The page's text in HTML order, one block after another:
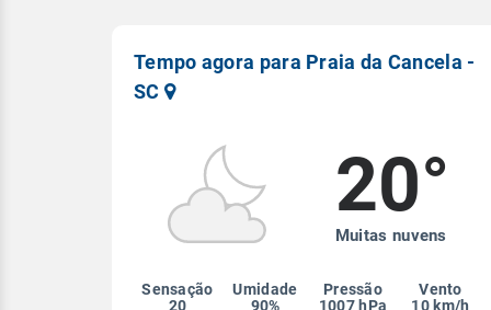
Tempo agora para Praia da Cancela -
SC
20°
Muitas nuvens
Sensação
20
Umidade
90%
Pressão
1007 hPa
Vento
10 km/h
Equipe